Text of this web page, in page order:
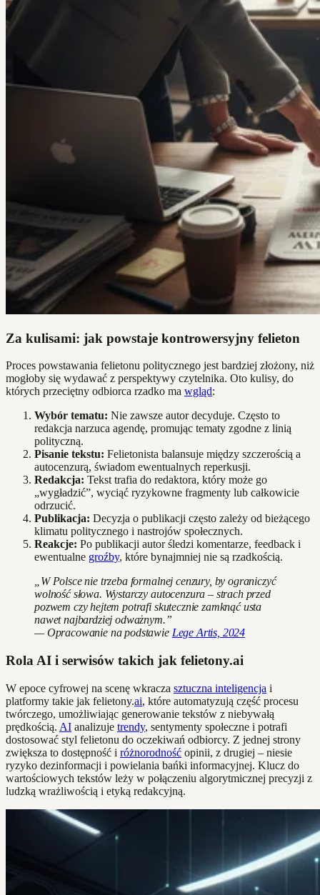
Za kulisami: jak powstaje kontrowersyjny felieton
Proces powstawania felietonu politycznego jest bardziej złożony, niż
mogłoby się wydawać z perspektywy czytelnika. Oto kulisy, do
których przeciętny odbiorca rzadko ma wgląd:
Wybór tematu: Nie zawsze autor decyduje. Często to
redakcja narzuca agendę, promując tematy zgodne z linią
polityczną.
Pisanie tekstu: Felietonista balansuje między szczerością a
autocenzurą, świadom ewentualnych reperkusji.
Redakcja: Tekst trafia do redaktora, który może go
„wygładzić”, wyciąć ryzykowne fragmenty lub całkowicie
odrzucić.
Publikacja: Decyzja o publikacji często zależy od bieżącego
klimatu politycznego i nastrojów społecznych.
Reakcje: Po publikacji autor śledzi komentarze, feedback i
ewentualne groźby, które bynajmniej nie są rzadkością.
„W Polsce nie trzeba formalnej cenzury, by ograniczyć
wolność słowa. Wystarczy autocenzura – strach przed
pozwem czy hejtem potrafi skutecznie zamknąć usta
nawet najbardziej odważnym.”
— Opracowanie na podstawie Lege Artis, 2024
Rola AI i serwisów takich jak felietony.ai
W epoce cyfrowej na scenę wkracza sztuczna inteligencja i
platformy takie jak felietony.ai, które automatyzują część procesu
twórczego, umożliwiając generowanie tekstów z niebywałą
prędkością. AI analizuje trendy, sentymenty społeczne i potrafi
dostosować styl felietonu do oczekiwań odbiorcy. Z jednej strony
zwiększa to dostępność i różnorodność opinii, z drugiej – niesie
ryzyko dezinformacji i powielania bańki informacyjnej. Klucz do
wartościowych tekstów leży w połączeniu algorytmicznej precyzji z
ludzką wrażliwością i etyką redakcyjną.